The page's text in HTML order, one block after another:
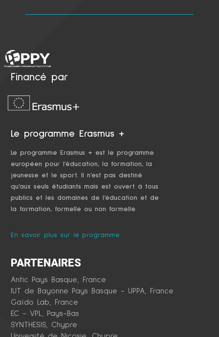
Financé par
Le programme Erasmus +
Le programme Erasmus + est le programme
européen pour l’éducation, la formation, la
jeunesse et le sport. Il n’est pas destiné
qu’aux seuls étudiants mais est ouvert à tous
publics et les domaines de l’éducation et de
la formation, formelle ou non formelle.
En savoir plus sur le programme
PARTENAIRES
Antic Pays Basque, France
IUT de Bayonne Pays Basque - UPPA, France
Gaïdo Lab, France
EC - VPL, Pays-Bas
SYNTHESIS
Chypre